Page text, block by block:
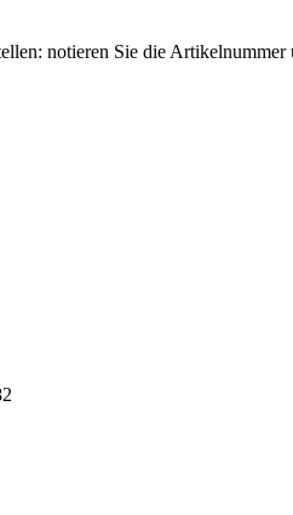
notieren Sie die